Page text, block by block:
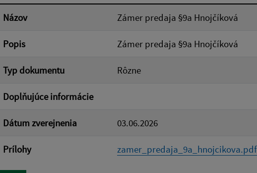
Názov Zámer predaja §9a Hnojčíková
Popis Zámer predaja §9a Hnojčíková
Typ dokumentu Rôzne
Doplňujúce informácie
Dátum zverejnenia 03.06.2026
Prílohy zamer_predaja_9a_hnojcikova.pdf